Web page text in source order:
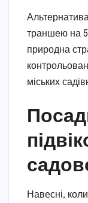
траншею на
природна
міських
Навесні,